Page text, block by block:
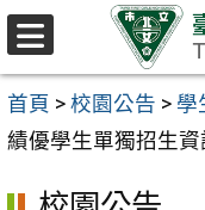
跳至主要內容區
首頁 > 校園公告 > 學
績優學生單獨招生資
選
單